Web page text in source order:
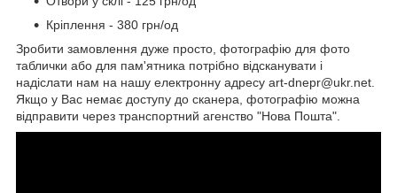
Кріплення - 380 грн/од
Зробити замовлення дуже просто, фотографію для фото
таблички або для пам'ятника потрібно відсканувати і
надіслати нам на нашу електронну адресу art-dnepr@ukr.net.
Якщо у Вас немає доступу до сканера, фотографію можна
відправити через транспортний агенство "Нова Пошта".